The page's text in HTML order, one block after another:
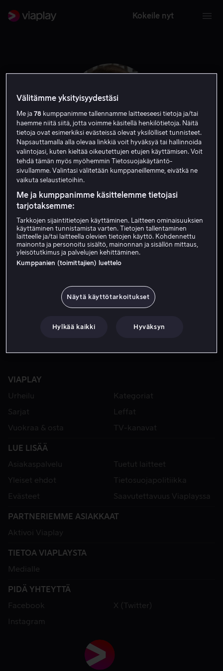
Kokeile nyt
Lili Sepe
VIAPLAY
Urheilu
Kategoriat
Sarjat
Leffat
Vuokraa & osta
TV-kanavat
LUE LISÄÄ
Asiakaspalvelu
Tuetut laitteet
Yleiset ehdot
Tietosuojapolitiikka
Evästeet
Saavutettavuus Viaplayssa
PARTNERIEMME ASIAKKAAT
Aktivoi Viaplay
TIETOA VIAPLAYSTA
Medialle
PIDÄ YHTEYTTÄ
Facebook
X (Twitter)
Instagram
Välitämme yksityisyydestäsi
Me ja78 kumppanimme tallennamme laitteeseesi tietoja ja/tai
haemme niitä siitä, jotta voimme käsitellä henkilötietoja. Näitä
tietoja ovat esimerkiksi evästeissä olevat yksilölliset tunnisteet.
Napsauttamalla alla olevaa linkkiä voit hyväksyä tai hallinnoida
valintojasi, kuten kieltää oikeutettujen etujen käyttämisen. Voit
tehdä tämän myös myöhemmin Tietosuojakäytäntö-
sivullamme. Valintasi välitetään kumppaneillemme, eivätkä ne
vaikuta selaustietoihin.
Me ja kumppanimme käsittelemme tietojasi
tarjotaksemme:
Tarkkojen sijaintitietojen käyttäminen. Laitteen ominaisuuksien
käyttäminen tunnistamista varten. Tietojen tallentaminen
laitteelle ja/tai laitteella olevien tietojen käyttö. Kohdennettu
mainonta ja personoitu sisältö, mainonnan ja sisällön mittaus,
yleisötutkimus ja palvelujen kehittäminen.
Kumppanien (toimittajien) luettelo
Näytä käyttötarkoitukset
Hylkää kaikki Hyväksyn